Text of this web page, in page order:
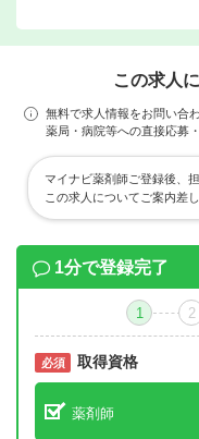
この求人
無料で求人情報をお問い合
薬局・病院等への直接応募
マイナビ薬剤師ご登録後、
この求人についてご案内差
1分で登録完了
1 2
必須 取得資格
薬剤師